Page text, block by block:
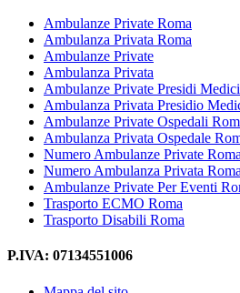
Ambulanze Private Roma
Ambulanza Privata Roma
Ambulanze Private
Ambulanza Privata
Ambulanze Private Presidi
Ambulanza Privata Presidio
Ambulanze Private Ospedali
Ambulanza Privata Ospedale
Numero Ambulanze Private Roma
Numero Ambulanza Privata Roma
Ambulanze Private Per Eventi
Trasporto ECMO Roma
Trasporto Disabili Roma
P.IVA: 07134551006